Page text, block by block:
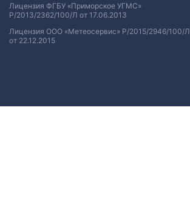
Лицензия ФГБУ «Приморское УГМС»
Р/2013/2362/100/Л от 17.06.2013
Лицензия ООО «Метеосервис» Р/2015/2946/100/Л
от 22.12.2015